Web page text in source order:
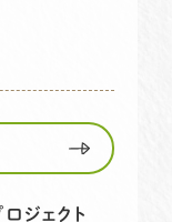
ジェクト